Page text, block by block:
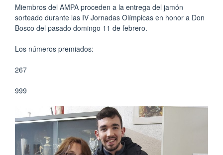
Miembros del AMPA proceden a la entrega del jamón
sorteado durante las IV Jornadas Olímpicas en honor a Don
Bosco del pasado domingo 11 de febrero.
Los números premiados:
267
999